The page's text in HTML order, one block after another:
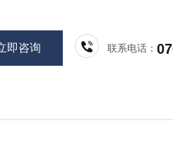
即咨询 联系电话：